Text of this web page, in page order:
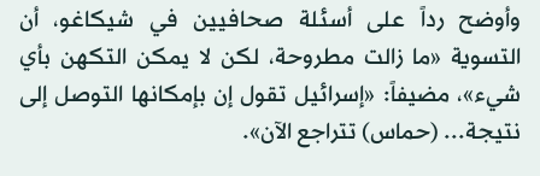
وأوضح رداً على أسئلة صحافيين في شيكاغو، أن
التسوية «ما زالت مطروحة، لكن لا يمكن التكهن بأي
شيء»، مضيفاً: «إسرائيل تقول إن بإمكانها التوصل إلى
نتيجة... (حماس) تتراجع الآن».